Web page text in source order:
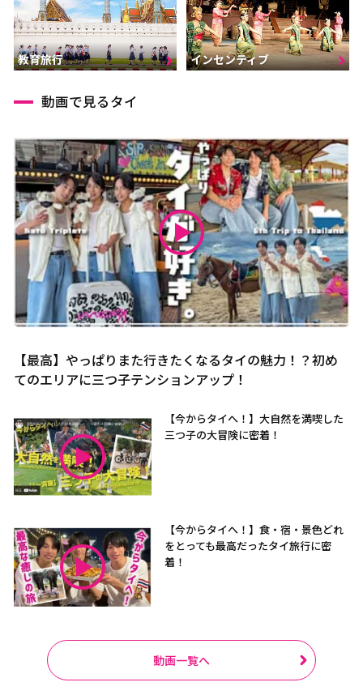
教育旅行 インセンティブ
動画で見るタイ
【最高】やっぱりまた行きたくなるタイの魅力！？初め
てのエリアに三つ子テンションアップ！
【今からタイへ！】大自然を満喫した
三つ子の大冒険に密着！
【今からタイへ！】食・宿・景色どれ
をとっても最高だったタイ旅行に密
着！
動画一覧へ